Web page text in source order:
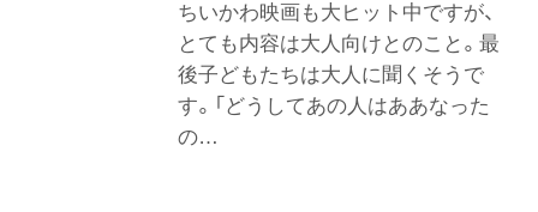
ちいかわ映画も大ヒット中ですが、
とても内容は大人向けとのこと。最
後子どもたちは大人に聞くそうで
す。「どうしてあの人はああなった
の…